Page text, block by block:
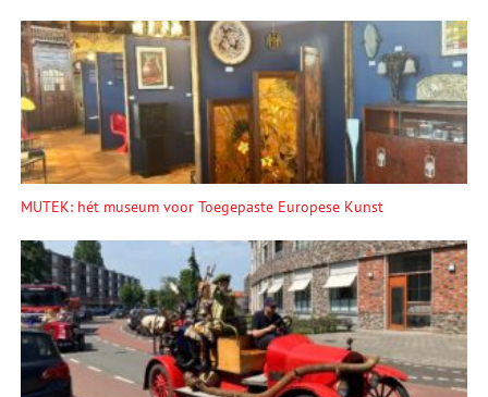
MUTEK: hét museum voor Toegepaste Europese Kunst